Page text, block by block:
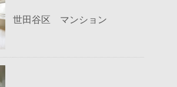
世田谷区 マンション